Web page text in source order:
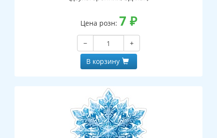
Цена розн: 7 ₽
−
+
В корзину